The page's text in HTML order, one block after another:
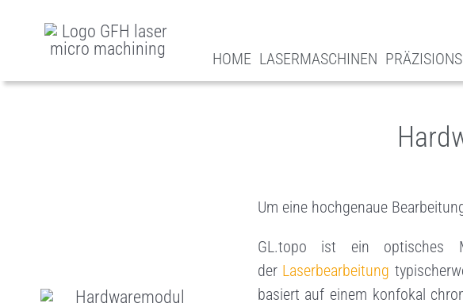
m
HOME LASERMASCHINEN
Um eine hochgenaue
GL.topo ist ein optisches
der Laserbearbeitung
basiert auf einem konfokal